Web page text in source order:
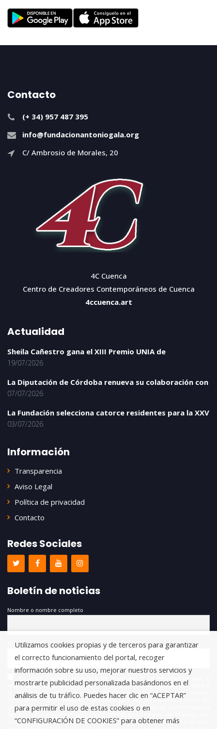
Contacto
(+ 34) 957 487 395
info@fundacionantoniogala.org
C/ Ambrosio de Morales, 20
4C Cuenca
Centro de Creadores Contemporáneos de Cuenca
4ccuenca.art
Actualidad
Sheila Cañestro gana el XIII Premio UNIA de
19/07/2026
La Diputación de Córdoba renueva su colaboración con
07/07/2026
La Fundación selecciona catorce residentes para la XXV
03/07/2026
Información
Transparencia
Aviso Legal
Política de privacidad
Contacto
Redes Sociales
Boletín de noticias
Nombre o nombre completo
Email
responsable del tratamiento de estos datos es FUNDACIÓN ANTONIO GALA y
la finalidad de este es la gestión de las suscripciones a nuestro boletín
informativo, encontrándonos legitimados para este tratamiento a través del
consentimiento que nos está otorgando en este acto. No se cederán datos a
terceros salvo obligación legal. Usted certifica que es mayor de 14 años y que
por lo tanto posee la capacidad legal necesaria para la prestación de este
Utilizamos cookies propias y de terceros para garantizar
el correcto funcionamiento del portal, recoger
información sobre su uso, mejorar nuestros servicios y
mostrarte publicidad personalizada basándonos en el
análisis de tu tráfico. Puedes hacer clic en “ACEPTAR”
para permitir el uso de estas cookies o en
“CONFIGURACIÓN DE COOKIES” para obtener más